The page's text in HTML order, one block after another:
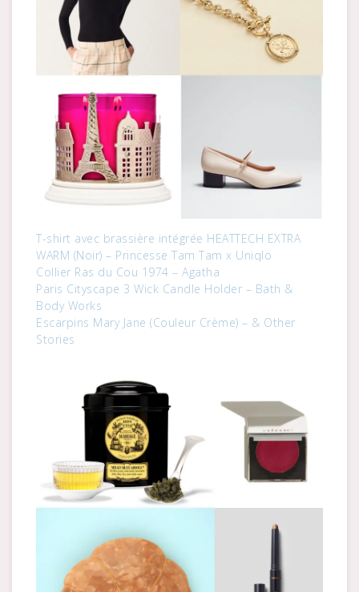
T-shirt avec brassière intégrée HEATTECH EXTRA
WARM (Noir) – Princesse Tam Tam x Uniqlo
Collier Ras du Cou 1974 – Agatha
Paris Cityscape 3 Wick Candle Holder – Bath &
Body Works
Escarpins Mary Jane (Couleur Crème) – & Other
Stories